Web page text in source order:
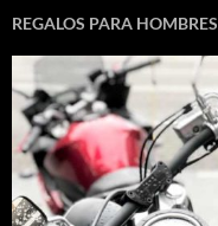
REGALOS PARA HOMBRES